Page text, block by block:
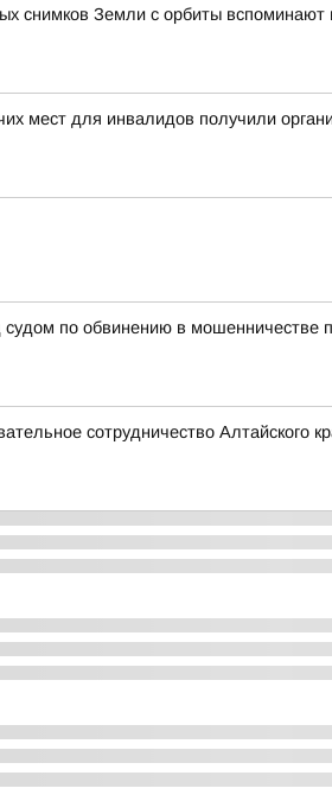
снимков Земли с орбиты вспоминают
мест для инвалидов получили
по обвинению в мошенничестве
сотрудничество